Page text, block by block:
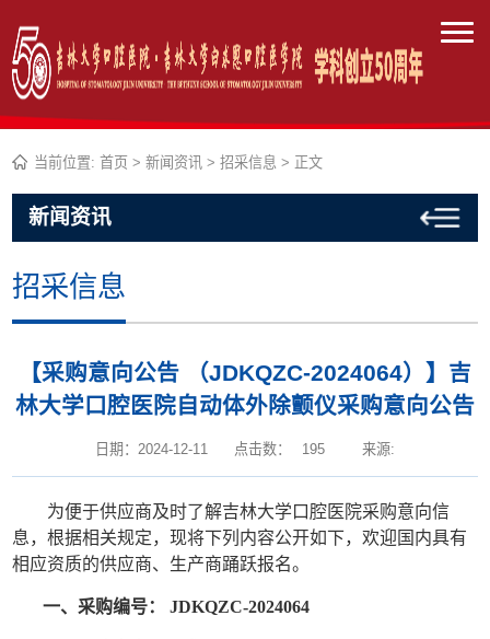
当前位置:首页 >新闻资讯 >招采信息 > 正文
新闻资讯
招采信息
【采购意向公告 （JDKQZC-2024064）】吉
林大学口腔医院自动体外除颤仪采购意向公告
日期：2024-12-11 点击数： 195 来源:
为便于供应商及时了解吉林大学口腔医院采购意向信
息，根据相关规定，现将下列内容公开如下，欢迎国内具有
相应资质的供应商、生产商踊跃报名。
一、 采购编号： JDKQZC-2024064